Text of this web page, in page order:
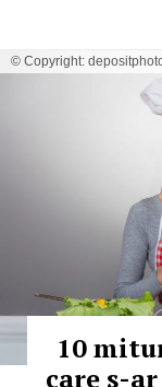
© Copyright:
10
care s-